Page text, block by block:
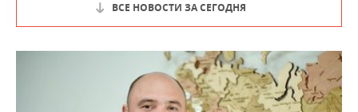
ВСЕ НОВОСТИ ЗА СЕГОДНЯ